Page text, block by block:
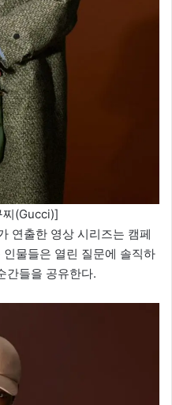
(Gucci)]
연출한 영상 시리즈는 캠페
물들은 열린 질문에 솔직하
간들을 공유한다.